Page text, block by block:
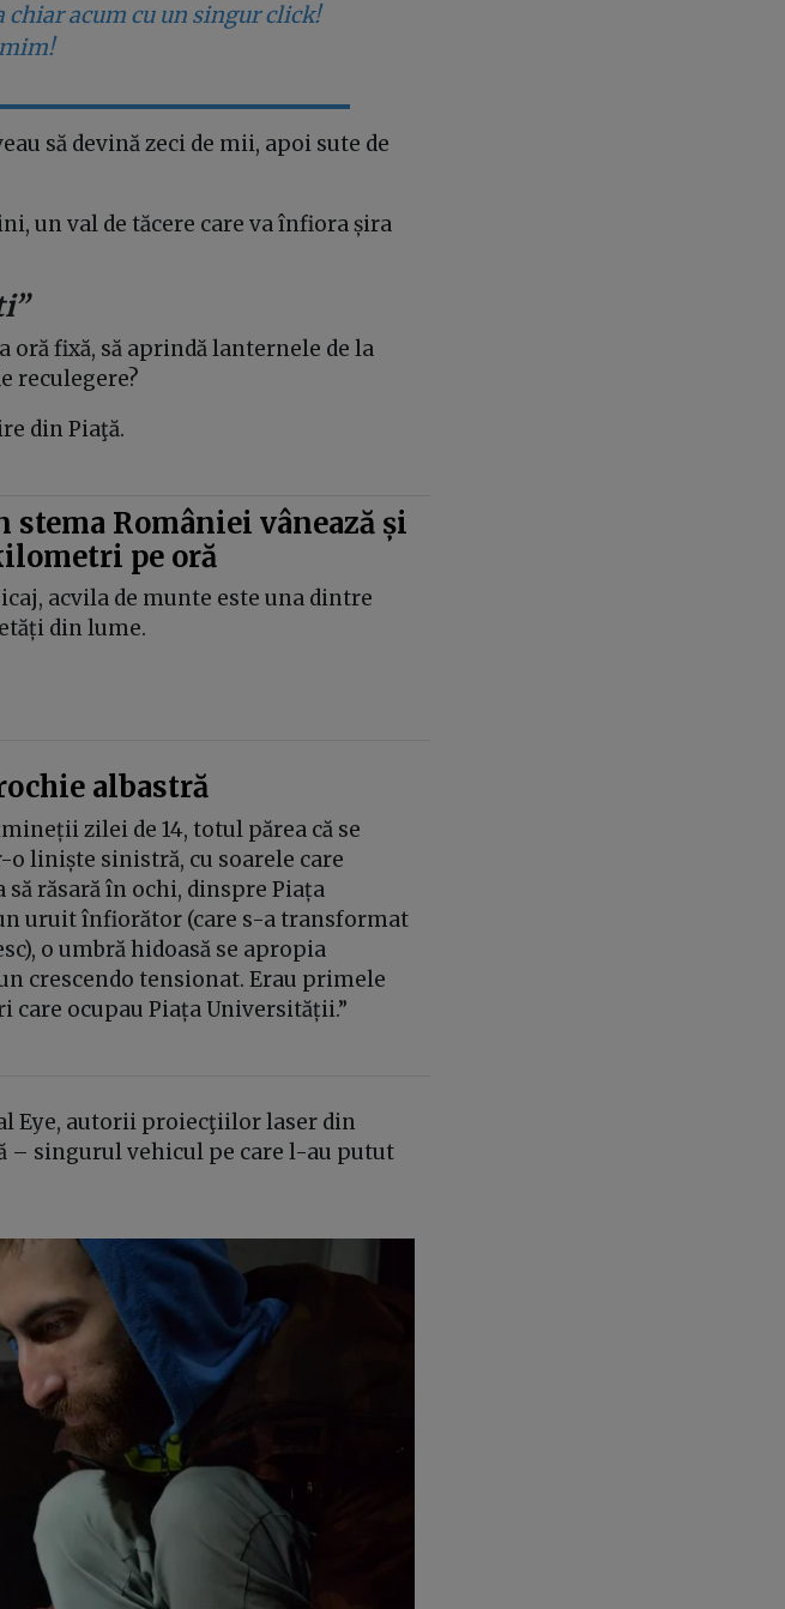
chiar acum cu un singur click!
să devină zeci de mii, apoi sute de
un val de tăcere care va înfiora șira
oră fixă, să aprindă lanternele de la
reculegere?
din Piaţă.
stema României vânează și
pe oră
acvila de munte este una dintre
din lume.
albastră
zilei de 14, totul părea că se
liniște sinistră, cu soarele care
răsară în ochi, dinspre Piața
uruit înfiorător (care s-a transformat
o umbră hidoasă se apropia
crescendo tensionat. Erau primele
care ocupau Piața Universității.”
Eye, autorii proiecţiilor laser din
– singurul vehicul pe care l-au putut